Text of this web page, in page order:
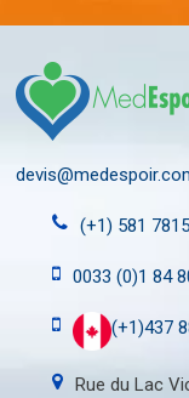
(+1) 581
0033 (0)1 84
(+1)437
Rue du Lac